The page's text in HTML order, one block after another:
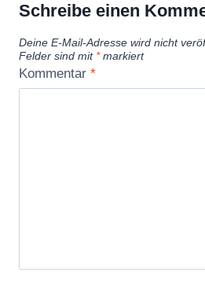
Schreibe einen
Deine E-Mail-Adresse wird nicht
Felder sind mit *markiert
Kommentar *